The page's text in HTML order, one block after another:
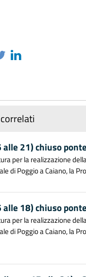
alle 21) chiuso
per la realizzazione
di Poggio a Caiano, la
alle 18) chiuso
per la realizzazione
di Poggio a Caiano, la